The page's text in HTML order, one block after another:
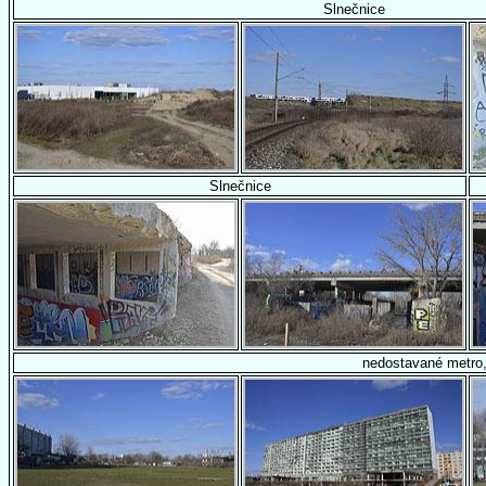
Slnečnice
Slnečnice
nedostavané